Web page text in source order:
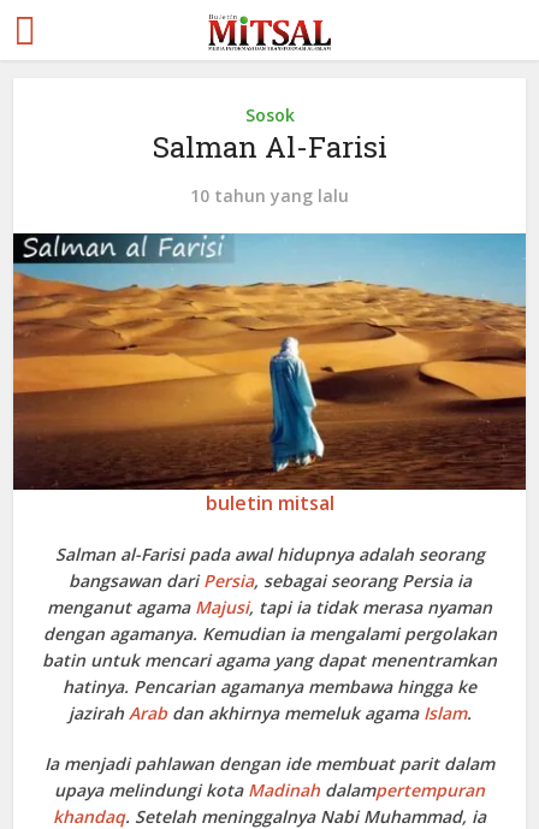
Sosok
Salman Al-Farisi
10 tahun yang lalu
buletin mitsal
Salman al-Farisi pada awal hidupnya adalah seorang
bangsawan dariPersia, sebagai seorang Persia ia
menganut agama Majusi, tapi ia tidak merasa nyaman
dengan agamanya. Kemudian ia mengalami pergolakan
batin untuk mencari agama yang dapat menentramkan
hatinya. Pencarian agamanya membawa hingga ke
jazirah Arabdan akhirnya memeluk agama Islam.
Ia menjadi pahlawan dengan ide membuat parit dalam
upaya melindungi kota Madinahdalampertempuran
khandaq. Setelah meninggalnya Nabi Muhammad, ia